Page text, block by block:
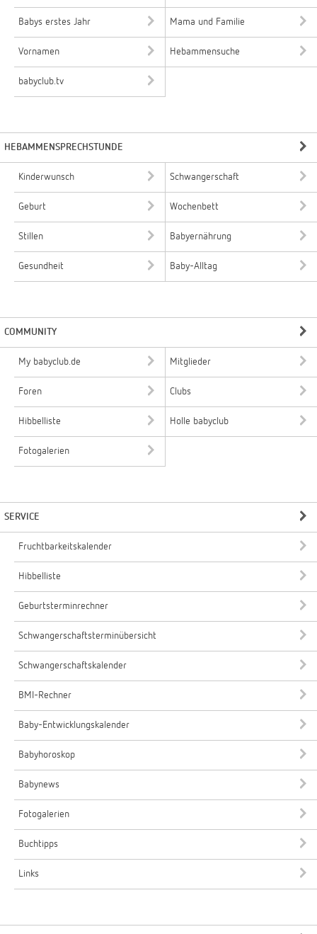
Babys erstes Jahr Mama und Familie
Vornamen Hebammensuche
babyclub.tv
HEBAMMENSPRECHSTUNDE
Kinderwunsch Schwangerschaft
Geburt Wochenbett
Stillen Babyernährung
Gesundheit Baby-Alltag
COMMUNITY
My babyclub.de Mitglieder
Foren Clubs
Hibbelliste Holle babyclub
Fotogalerien
SERVICE
Fruchtbarkeitskalender
Hibbelliste
Geburtsterminrechner
Schwangerschaftsterminübersicht
Schwangerschaftskalender
BMI-Rechner
Baby-Entwicklungskalender
Babyhoroskop
Babynews
Fotogalerien
Buchtipps
Links